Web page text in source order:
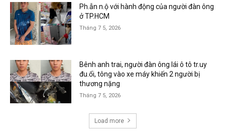
Ph.ẫn n.ộ với hành động của người đàn ông
ở TP.HCM
Tháng 7 5, 2026
Bênh anh trai, người đàn ông lái ô tô tr.uy
đu.ổi, tông vào xe máy khiến 2 người bị
thương nặng
Tháng 7 5, 2026
Load more